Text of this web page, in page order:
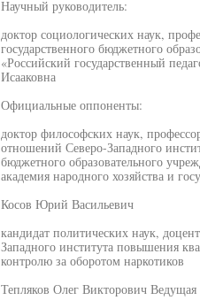
Научный руководитель:
доктор социологических наук,
государственного бюджетного
«Российский государственный
Исааковна
Официальные оппоненты:
доктор философских наук,
отношений Северо-Западного
бюджетного образовательного
академия народного хозяйства и
Косов Юрий Васильевич
кандидат политических наук,
Западного института повышения
контролю за оборотом наркотиков
Тепляков Олег Викторович Ведущая